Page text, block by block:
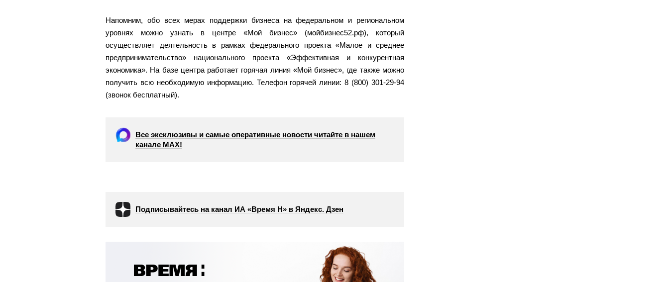
Напомним, обо всех мерах поддержки бизнеса на федеральном и региональном
уровнях можно узнать в центре «Мой бизнес» (мойбизнес52.рф), который
осуществляет деятельность в рамках федерального проекта «Малое и среднее
предпринимательство» национального проекта «Эффективная и конкурентная
экономика». На базе центра работает горячая линия «Мой бизнес», где также можно
получить всю необходимую информацию. Телефон горячей линии: 8 (800) 301-29-94
(звонок бесплатный).
Все эксклюзивы и самые оперативные новости читайте в нашем
канале МАХ!
Подписывайтесь на канал ИА «Время Н» в Яндекс. Дзен